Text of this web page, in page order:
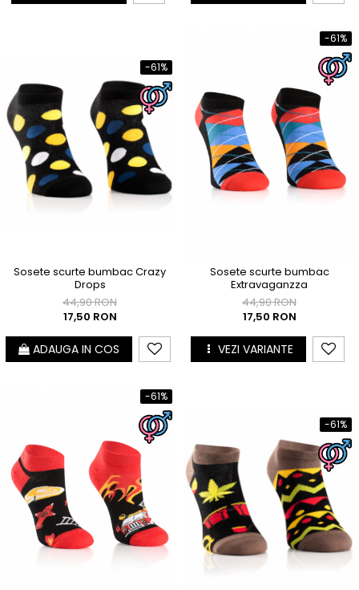
-61%
Sosete scurte bumbac Crazy
Drops
44,90 RON
17,50 RON
ADAUGA IN COS
-61%
Sosete scurte bumbac
Extravaganzza
44,90 RON
17,50 RON
VEZI VARIANTE
-61%
-61%